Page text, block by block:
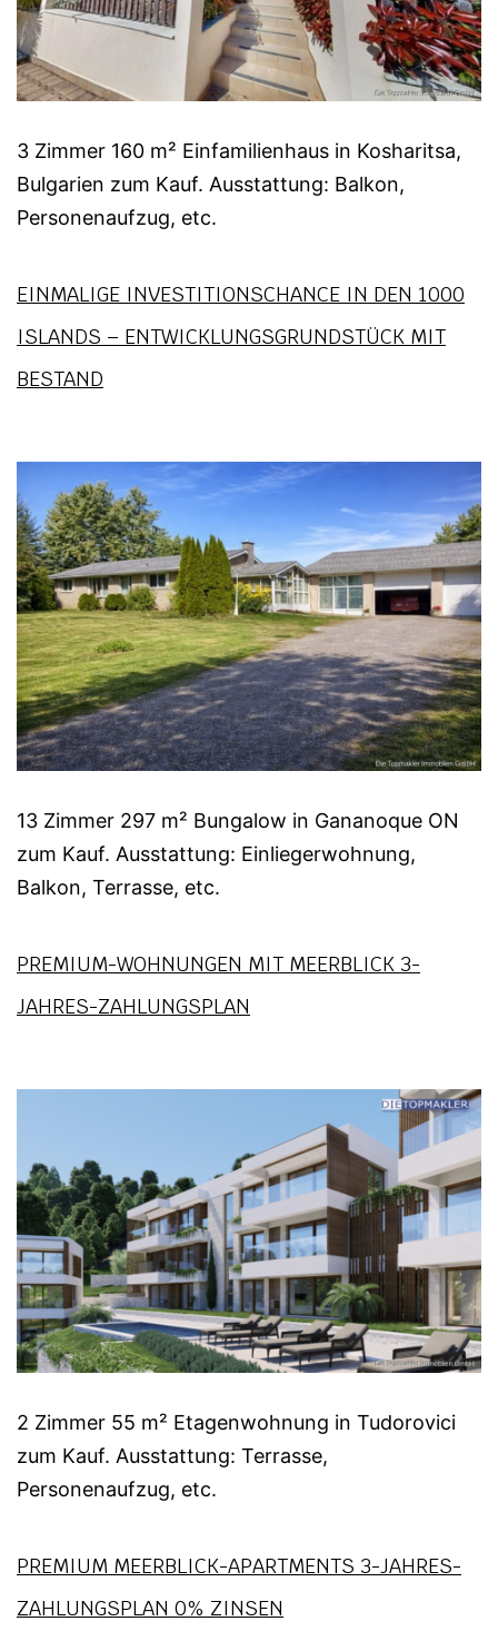
3 Zimmer 160 m² Einfamilienhaus in Kosharitsa,
Bulgarien zum Kauf. Ausstattung: Balkon,
Personenaufzug, etc.
EINMALIGE INVESTITIONSCHANCE IN DEN 1000
ISLANDS – ENTWICKLUNGSGRUNDSTÜCK MIT
BESTAND
13 Zimmer 297 m² Bungalow in Gananoque ON
zum Kauf. Ausstattung: Einliegerwohnung,
Balkon, Terrasse, etc.
PREMIUM-WOHNUNGEN MIT MEERBLICK 3-
JAHRES-ZAHLUNGSPLAN
2 Zimmer 55 m² Etagenwohnung in Tudorovici
zum Kauf. Ausstattung: Terrasse,
Personenaufzug, etc.
PREMIUM MEERBLICK-APARTMENTS 3-JAHRES-
ZAHLUNGSPLAN 0% ZINSEN